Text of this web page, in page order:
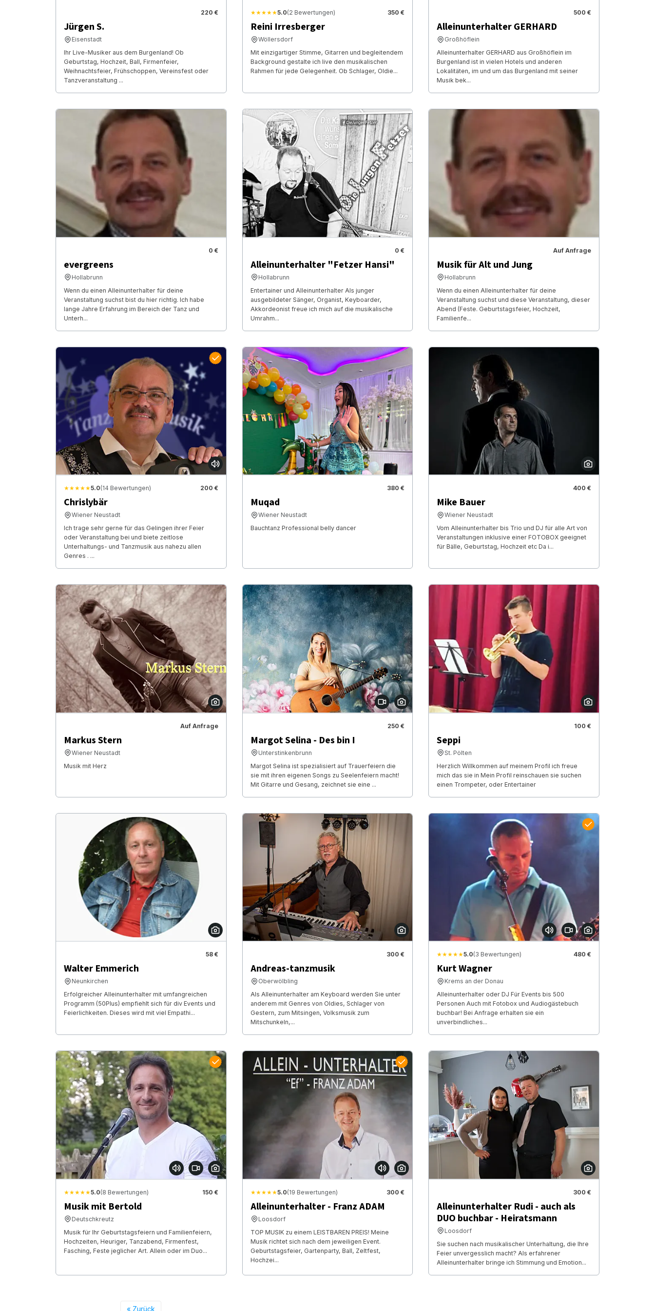
220 €
Jürgen S.
Eisenstadt
Ihr Live-Musiker aus dem Burgenland! Ob
Geburtstag, Hochzeit, Ball, Firmenfeier,
Weihnachtsfeier, Frühschoppen, Vereinsfest oder
Tanzveranstaltung ...
★★★★★5.0(2 Bewertungen) 350 €
Reini Irresberger
Wöllersdorf
Mit einzigartiger Stimme, Gitarren und begleitendem
Background gestalte ich live den musikalischen
Rahmen für jede Gelegenheit. Ob Schlager, Oldie...
500 €
Alleinunterhalter GERHARD
Großhöflein
Alleinunterhalter GERHARD aus Großhöflein im
Burgenland ist in vielen Hotels und anderen
Lokalitäten, im und um das Burgenland mit seiner
Musik bek...
0 €
evergreens
Hollabrunn
Wenn du einen Alleinunterhalter für deine
Veranstaltung suchst bist du hier richtig. Ich habe
lange Jahre Erfahrung im Bereich der Tanz und
Unterh...
0 €
Alleinunterhalter "Fetzer Hansi"
Hollabrunn
Entertainer und Alleinunterhalter Als junger
ausgebildeter Sänger, Organist, Keyboarder,
Akkordeonist freue ich mich auf die musikalische
Umrahm...
Auf Anfrage
Musik für Alt und Jung
Hollabrunn
Wenn du einen Alleinunterhalter für deine
Veranstaltung suchst und diese Veranstaltung, dieser
Abend (Feste. Geburtstagsfeier, Hochzeit,
Familienfe...
★★★★★5.0(14 Bewertungen) 200 €
Chrislybär
Wiener Neustadt
Ich trage sehr gerne für das Gelingen ihrer Feier
oder Veranstaltung bei und biete zeitlose
Unterhaltungs- und Tanzmusik aus nahezu allen
Genres . ...
380 €
Muqad
Wiener Neustadt
Bauchtanz Professional belly dancer
400 €
Mike Bauer
Wiener Neustadt
Vom Alleinunterhalter bis Trio und DJ für alle Art von
Veranstaltungen inklusive einer FOTOBOX geeignet
für Bälle, Geburtstag, Hochzeit etc Da i...
Auf Anfrage
Markus Stern
Wiener Neustadt
Musik mit Herz
250 €
Margot Selina - Des bin I
Unterstinkenbrunn
Margot Selina ist spezialisiert auf Trauerfeiern die
sie mit ihren eigenen Songs zu Seelenfeiern macht!
Mit Gitarre und Gesang, zeichnet sie eine ...
100 €
Seppi
St. Pölten
Herzlich Willkommen auf meinem Profil ich freue
mich das sie in Mein Profil reinschauen sie suchen
einen Trompeter, oder Entertainer
58 €
Walter Emmerich
Neunkirchen
Erfolgreicher Alleinunterhalter mit umfangreichen
Programm (50Plus) empfiehlt sich für div Events und
Feierlichkeiten. Dieses wird mit viel Empathi...
300 €
Andreas-tanzmusik
Oberwölbling
Als Alleinunterhalter am Keyboard werden Sie unter
anderem mit Genres von Oldies, Schlager von
Gestern, zum Mitsingen, Volksmusik zum
Mitschunkeln,...
★★★★★5.0(3 Bewertungen) 480 €
Kurt Wagner
Krems an der Donau
Alleinunterhalter oder DJ Für Events bis 500
Personen Auch mit Fotobox und Audiogästebuch
buchbar! Bei Anfrage erhalten sie ein
unverbindliches...
★★★★★5.0(8 Bewertungen) 150 €
Musik mit Bertold
Deutschkreutz
Musik für Ihr Geburtstagsfeiern und Familienfeiern,
Hochzeiten, Heuriger, Tanzabend, Firmenfest,
Fasching, Feste jeglicher Art. Allein oder im Duo...
★★★★★5.0(19 Bewertungen) 300 €
Alleinunterhalter - Franz ADAM
Loosdorf
TOP MUSIK zu einem LEISTBAREN PREIS! Meine
Musik richtet sich nach dem jeweiligen Event.
Geburtstagsfeier, Gartenparty, Ball, Zeltfest,
Hochzei...
300 €
Alleinunterhalter Rudi - auch als
DUO buchbar - Heiratsmann
Loosdorf
Sie suchen nach musikalischer Unterhaltung, die Ihre
Feier unvergesslich macht? Als erfahrener
Alleinunterhalter bringe ich Stimmung und Emotion...
« Zurück